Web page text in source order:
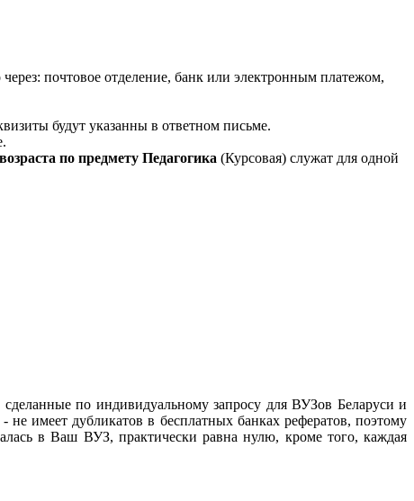
почтовое отделение, банк или электронным платежом,
будут указанны в ответном письме.
по предмету Педагогика (Курсовая) служат для одной
по индивидуальному запросу для ВУЗов Беларуси и
имеет дубликатов в бесплатных банках рефератов, поэтому
в Ваш ВУЗ, практически равна нулю, кроме того, каждая